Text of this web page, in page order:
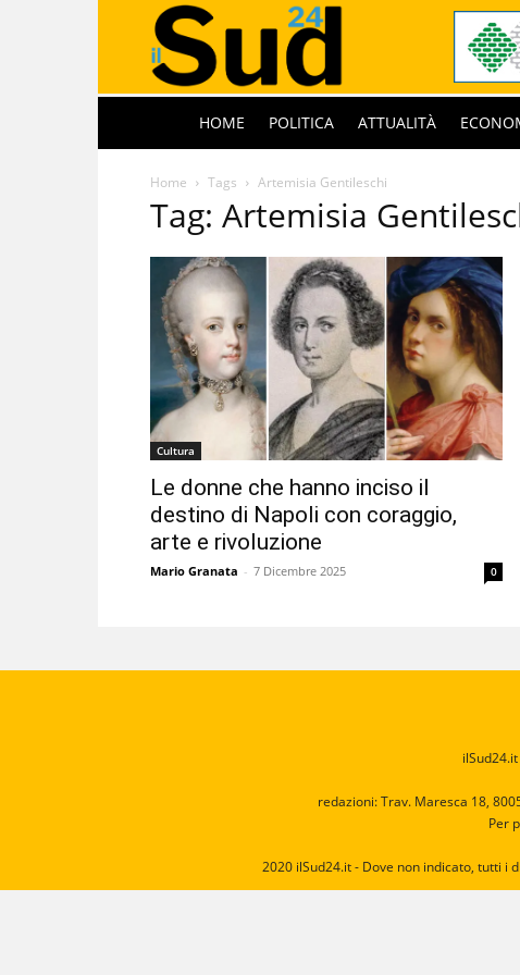
HOME POLITICA ATTUALITÀ
Home Tags Artemisia Gentileschi
Tag: Artemisia
Cultura
Le donne che hanno inciso il
destino di Napoli con coraggio,
arte e rivoluzione
Mario Granata - 7 Dicembre 2025 0
redazioni: Trav. Maresca 18,
Per
2020 ilSud24.it - Dove non indicato, tutti i